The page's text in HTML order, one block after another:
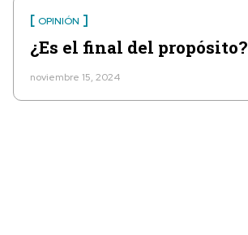
OPINIÓN
¿Es el final del propósito?
noviembre 15, 2024